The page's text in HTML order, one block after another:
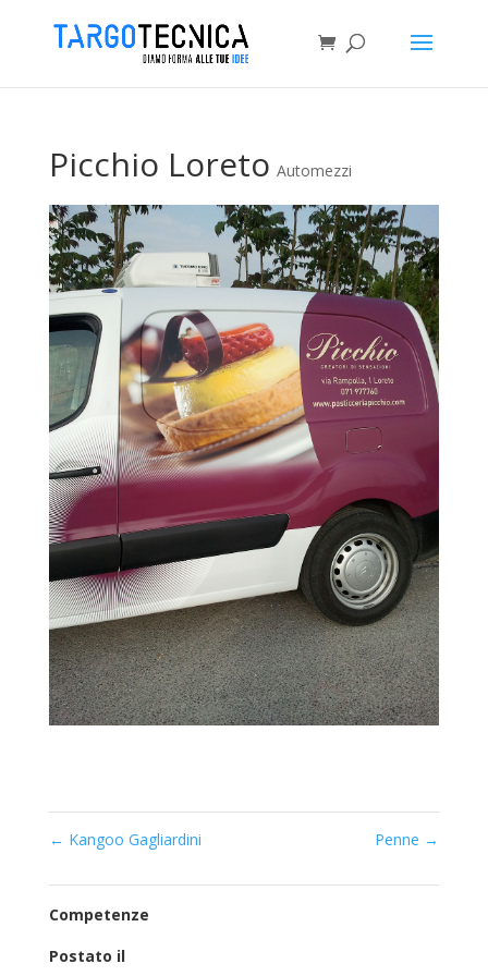
Picchio Loreto Automezzi
← Kangoo Gagliardini Penne →
Competenze
Postato il